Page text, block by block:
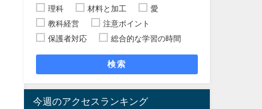
理科
材料と加工
愛
教科経営
注意ポイント
保護者対応
総合的な学習の時間
検索
今週のアクセスランキング